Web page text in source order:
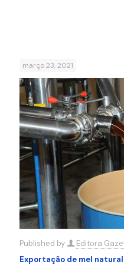
março 23, 2021
Published by
Editora
Exportação de mel